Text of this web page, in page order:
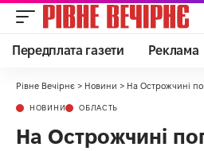
Передплата газети Реклама
Рівне Вечірнє > Новини > На Острожчині попрощаються
НОВИНИ ОБЛАСТЬ
На Острожчині